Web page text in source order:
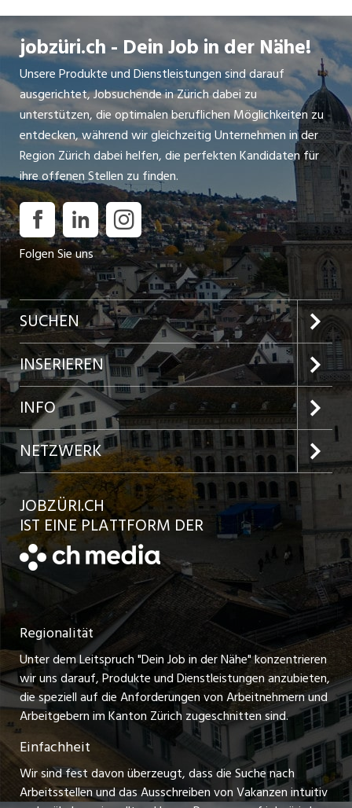
jobzüri.ch - Dein Job in der Nähe!
Unsere Produkte und Dienstleistungen sind darauf
ausgerichtet, Jobsuchende in Zürich dabei zu
unterstützen, die optimalen beruflichen Möglichkeiten zu
entdecken, während wir gleichzeitig Unternehmen in der
Region Zürich dabei helfen, die perfekten Kandidaten für
ihre offenen Stellen zu finden.
Folgen Sie uns
SUCHEN
Jobs im Kanton Zürich
Jobs in der Stadt Zürich
Jobs in der Stadt Winterthur
Jobs in der Stadt Bülach
Jobs in der Stadt Uster
Jobs in der Stadt Horgen
Festanstellungen
Temporäre Jobs
Freelance Jobs
Praktikum-Jobs
Lehrstellen
Ferienjobs
INSERIEREN
Preise und Leistungen
Inserat aufgeben
Kundenlogin
Schnittstelle
INFO
Team
Ratgeber
AGB
Datenschutzerklärung
Nutzungsbedingungen
Impressum
Stellenmeldepflicht
NETZWERK
jobbasel.ch
jobbern.ch
jobmittelland.ch
zentraljob.ch
myjob.ch
schaffu.ch (VS)
ajourjob.ch
limmattalerzeitung.ch
JOBZÜRI.CH
IST EINE PLATTFORM DER
Regionalität
Unter dem Leitspruch "Dein Job in der Nähe" konzentrieren
wir uns darauf, Produkte und Dienstleistungen anzubieten,
die speziell auf die Anforderungen von Arbeitnehmern und
Arbeitgebern im Kanton Zürich zugeschnitten sind.
Einfachheit
Wir sind fest davon überzeugt, dass die Suche nach
Arbeitsstellen und das Ausschreiben von Vakanzen intuitiv